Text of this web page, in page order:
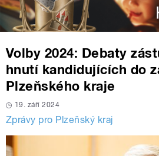
Volby 2024: Debaty
hnutí kandidujících do
Plzeňského kraje
19. září 2024
Zprávy pro Plzeňský kraj